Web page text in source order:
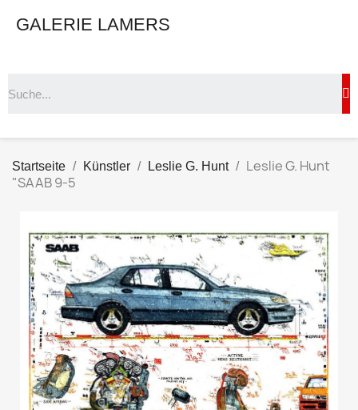
GALERIE LAMERS
Startseite Künstler Leslie G. Hunt
Leslie G. Hunt
"SAAB 9-5